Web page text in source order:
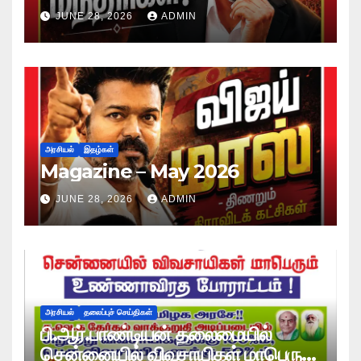
JUNE 28, 2026 ADMIN
அரசியல் இதழ்கள்
Magazine – May 2026
JUNE 28, 2026 ADMIN
அரசியல் தலைப்புச் செய்திகள்
பி.ஆர்.பாண்டியன் தலைமையில்
சென்னையில் விவசாயிகள் மாபெரும்